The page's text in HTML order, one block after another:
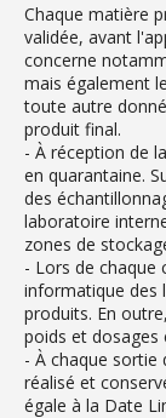
Chaque matière
validée, avant
concerne
mais également
toute autre
produit final.
- À réception de
en quarantaine.
des
laboratoire
zones de
- Lors de chaque
informatique des
produits. En
poids et dosages
- À chaque
réalisé et
égale à la Date